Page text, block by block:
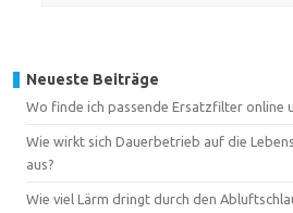
Neueste Beiträge
Wo finde ich passende Ersatzfilter online
Wie wirkt sich Dauerbetrieb auf die
aus?
Wie viel Lärm dringt durch den